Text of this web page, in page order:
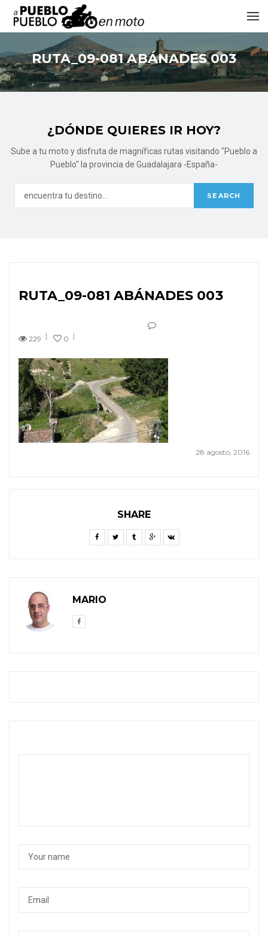
RUTA_09-081 ABÁNADES 003
¿DÓNDE QUIERES IR HOY?
Sube a tu moto y disfruta de magníficas rutas visitando "Pueblo a
Pueblo" la provincia de Guadalajara -España-
RUTA_09-081 ABÁNADES 003
229 0
28 agosto, 2016
SHARE
MARIO